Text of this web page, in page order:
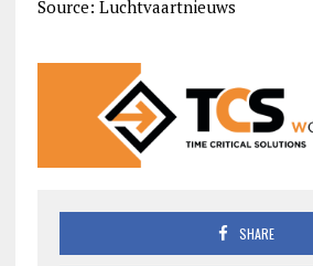
Source: Luchtvaartnieuws
SHARE